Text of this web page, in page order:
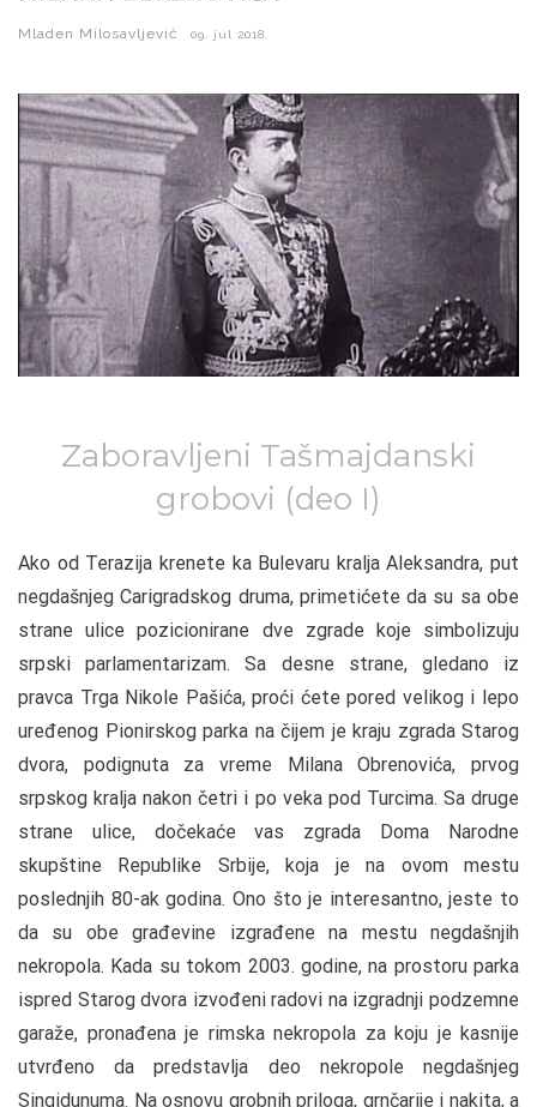
Mladen Milosavljević 09. jul 2018.
Zaboravljeni Tašmajdanski
grobovi (deo I)
Ako od Terazija krenete ka Bulevaru kralja Aleksandra, put
negdašnjeg Carigradskog druma, primetićete da su sa obe
strane ulice pozicionirane dve zgrade koje simbolizuju
srpski parlamentarizam. Sa desne strane, gledano iz
pravca Trga Nikole Pašića, proći ćete pored velikog i lepo
uređenog Pionirskog parka na čijem je kraju zgrada Starog
dvora, podignuta za vreme Milana Obrenovića, prvog
srpskog kralja nakon četri i po veka pod Turcima. Sa druge
strane ulice, dočekaće vas zgrada Doma Narodne
skupštine Republike Srbije, koja je na ovom mestu
poslednjih 80-ak godina. Ono što je interesantno, jeste to
da su obe građevine izgrađene na mestu negdašnjih
nekropola. Kada su tokom 2003. godine, na prostoru parka
ispred Starog dvora izvođeni radovi na izgradnji podzemne
garaže, pronađena je rimska nekropola za koju je kasnije
utvrđeno da predstavlja deo nekropole negdašnjeg
Singidunuma. Na osnovu grobnih priloga, grnčarije i nakita, a